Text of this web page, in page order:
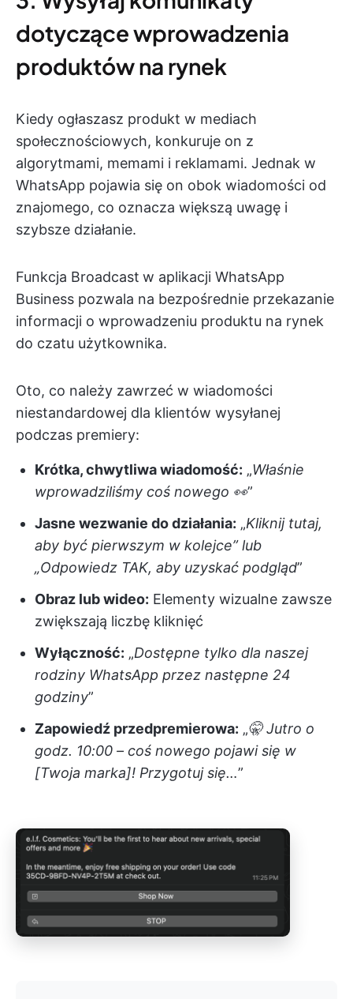
dotyczące wprowadzenia
produktów na rynek
Kiedy ogłaszasz produkt w mediach
społecznościowych, konkuruje on z
algorytmami, memami i reklamami. Jednak w
WhatsApp pojawia się on obok wiadomości od
znajomego, co oznacza większą uwagę i
szybsze działanie.
Funkcja Broadcast w aplikacji WhatsApp
Business pozwala na bezpośrednie przekazanie
informacji o wprowadzeniu produktu na rynek
do czatu użytkownika.
Oto, co należy zawrzeć w wiadomości
niestandardowej dla klientów wysyłanej
podczas premiery:
Krótka, chwytliwa wiadomość: „Właśnie
wprowadziliśmy coś nowego 👀”
Jasne wezwanie do działania: „Kliknij tutaj,
aby być pierwszym w kolejce” lub
„Odpowiedz TAK, aby uzyskać podgląd”
Obraz lub wideo: Elementy wizualne zawsze
zwiększają liczbę kliknięć
Wyłączność: „Dostępne tylko dla naszej
rodziny WhatsApp przez następne 24
godziny”
Zapowiedź przedpremierowa: „🤫 Jutro o
godz. 10:00 – coś nowego pojawi się w
[Twoja marka]! Przygotuj się…”